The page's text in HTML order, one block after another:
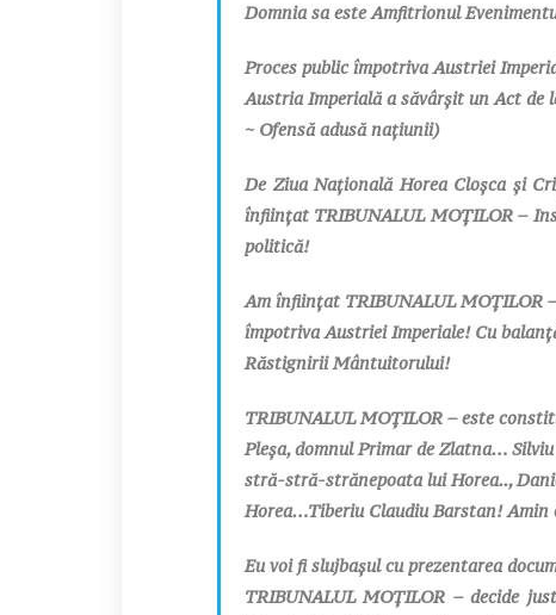
Domnia sa este Amfitrionul
Proces public împotriva Austriei
Austria Imperială a săvârșit un Act de
~ Ofensă adusă națiunii)
De Ziua Națională Horea Cloșca și
înființat TRIBUNALUL MOȚILOR –
politică!
Am înființat TRIBUNALUL MOȚILOR
împotriva Austriei Imperiale! Cu
Răstignirii Mântuitorului!
TRIBUNALUL MOȚILOR – este
Pleșa, domnul Primar de Zlatna…
stră-stră-strănepoata lui Horea..,
Horea…Tiberiu Claudiu Barstan! Amin
Eu voi fi slujbașul cu prezentarea
TRIBUNALUL MOȚILOR – decide